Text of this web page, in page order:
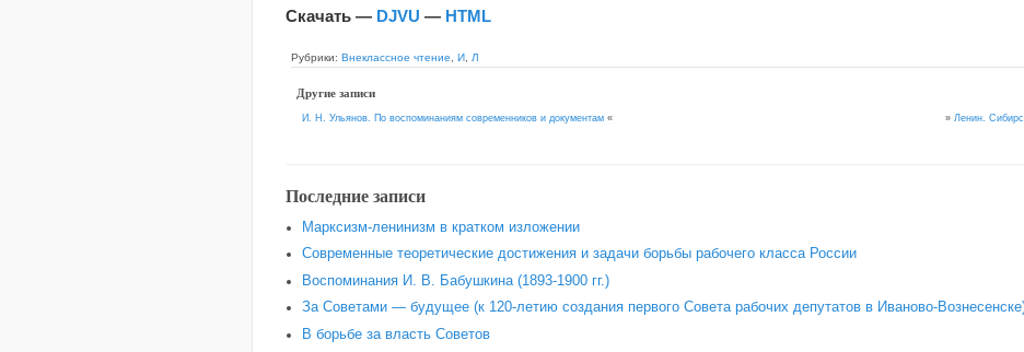
Скачать — DJVU — HTML
Рубрики: Внеклассное чтение И Л
Другие записи
И. Н. Ульянов. По воспоминаниям современников и документам « » Ленин.
Последние записи
Марксизм-ленинизм в кратком изложении
Современные теоретические достижения и задачи борьбы рабочего класса России
Воспоминания И. В. Бабушкина (1893-1900 гг.)
За Советами — будущее (к 120‑летию создания первого Совета рабочих депутатов в
В борьбе за власть Советов